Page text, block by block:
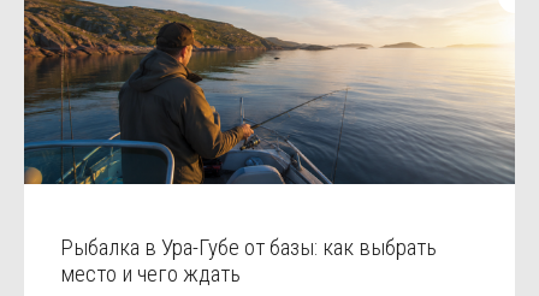
Рыбалка в Ура-Губе от базы: как выбрать
место и чего ждать